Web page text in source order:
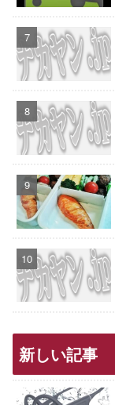
新しい記事